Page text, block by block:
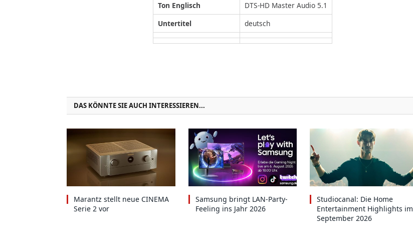
Ton Englisch
DTS-HD Master Audio 5.1
Untertitel
deutsch
DAS KÖNNTE SIE AUCH INTERESSIEREN...
Marantz stellt neue CINEMA
Serie 2 vor
Samsung bringt LAN-Party-
Feeling ins Jahr 2026
Studiocanal: Die Home
Entertainment Highlights im
September 2026